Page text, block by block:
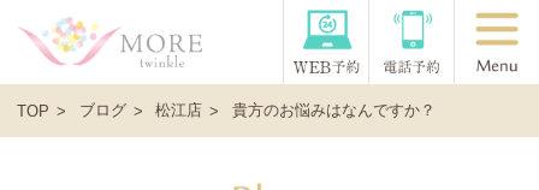
TOP ブログ 松江店 貴方のお悩みはなんですか？